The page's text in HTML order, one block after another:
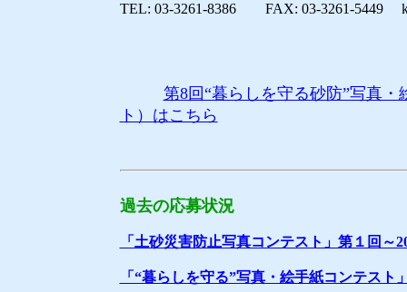
TEL: 03-3261-8386 FAX: 03-3261-5449
第8回“暮らしを守る砂防”写真
ト）はこちら
過去の応募状況
「土砂災害防止写真コンテスト」第１回～
「“暮らしを守る”写真・絵手紙コンテスト